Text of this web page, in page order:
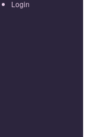
Login